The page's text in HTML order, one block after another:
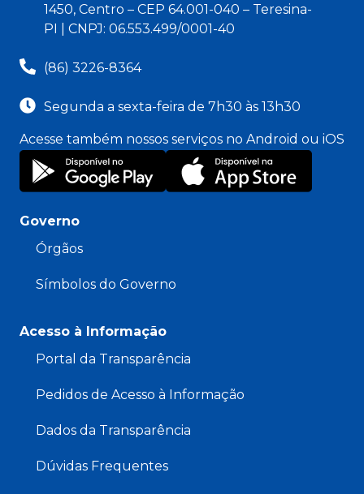
1450, Centro – CEP 64.001-040 – Teresina-
PI | CNPJ: 06.553.499/0001-40
(86) 3226-8364
Segunda a sexta-feira de 7h30 às 13h30
Acesse também nossos serviços no Android ou iOS
Governo
Órgãos
Símbolos do Governo
Acesso à Informação
Portal da Transparência
Pedidos de Acesso à Informação
Dados da Transparência
Dúvidas Frequentes